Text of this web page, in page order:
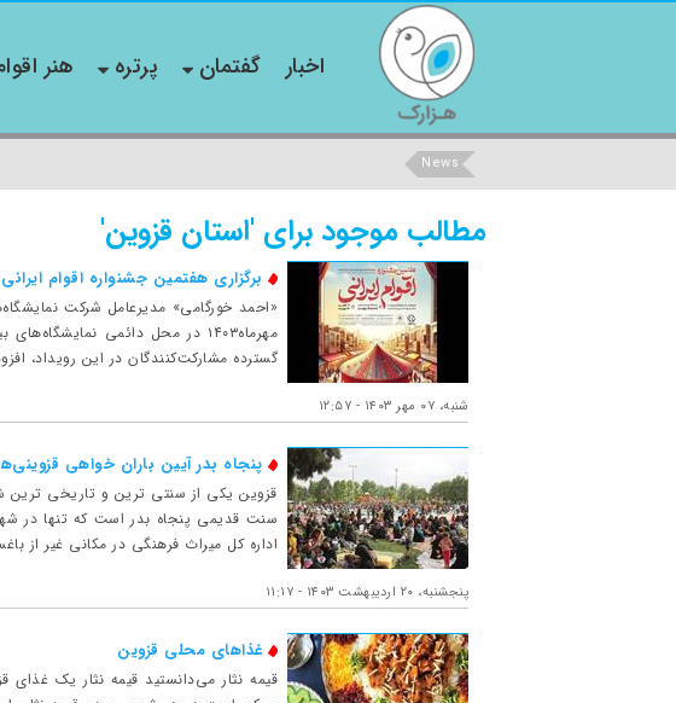
اخبار گفتمان پرتره هنر
News
مطالب موجود برای 'استان قزوین'
برگزاری هفتمین جشنواره اقوام
گسترده مشارکت‌کنندگان در این رویداد، افزود: بیش از ۱۰۰ مشارکت‌کننده در
شنبه، ۰۷ مهر ۱۴۰۳ - ۱۲:۵۷
پنجاه بدر آیین باران خواهی
قزوین یکی از سنتی ترین و تاریخی ترین
سنت قدیمی پنجاه بدر است که تنها در
اداره کل میراث فرهنگی در مکانی غیر از
پنجشنبه، ۲۰ اردیبهشت ۱۴۰۳ - ۱۱:۱۷
غذاهای محلی قزوین
قیمه نثار می‌دانستید قیمه نثار یک